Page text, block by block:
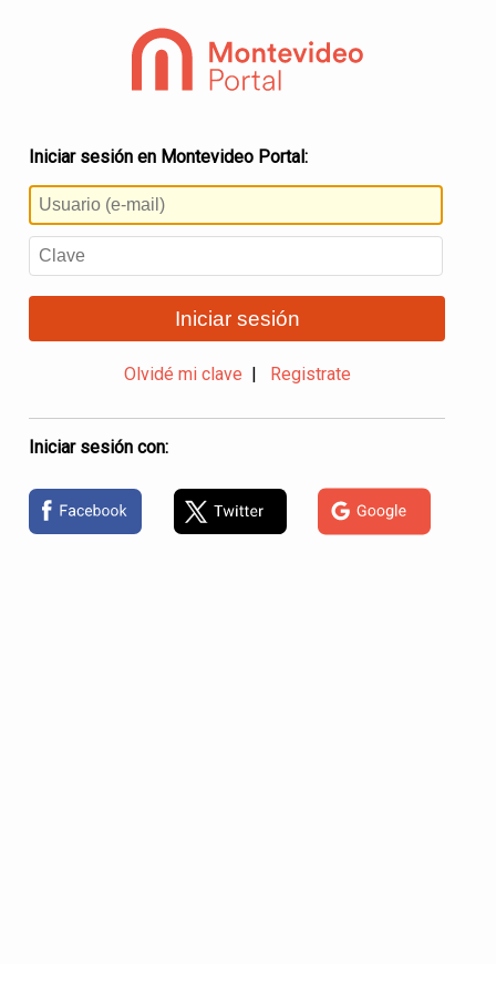
Iniciar sesión en Montevideo Portal:
Iniciar sesión
Olvidé mi clave Registrate
Iniciar sesión con: